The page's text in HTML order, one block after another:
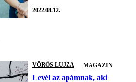
2022.08.12.
VÖRÖS LUJZA MAGAZIN
Levél az apámnak, aki